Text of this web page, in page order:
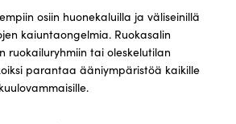
osiin huonekaluilla ja väliseinillä
kaiuntaongelmia. Ruokasalin
ruokailuryhmiin tai oleskelutilan
parantaa ääniympäristöä kaikille